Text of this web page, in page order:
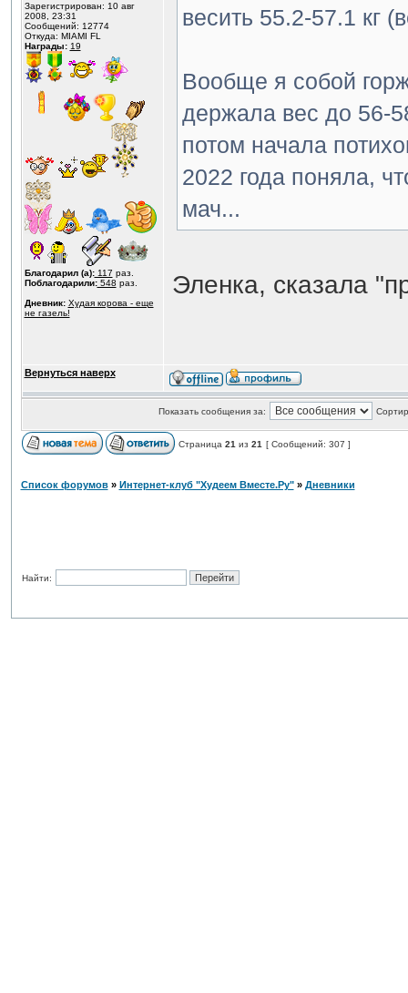
Зарегистрирован: 10 авг
2008, 23:31
Сообщений: 12774
Откуда: MIAMI FL
Награды: 19
Благодарил (а):117 раз.
Поблагодарили:548 раз.
Дневник: Худая корова - еще
не газель!
весить 55.2-57.1 кг
Вообще я собой
держала вес до 56-
потом начала
2022 года поняла,
мач...
Эленка, сказала
Вернуться наверх
Показать сообщения за:
Страница 21 из 21 [ Сообщений: 307 ]
Список форумов» Интернет-клуб "Худеем Вместе.Ру"» Дневники
Найти: